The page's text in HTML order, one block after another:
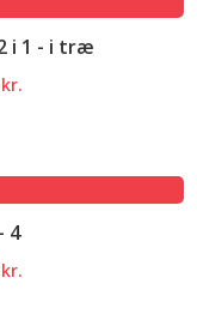
i 1 - i træ
kr.
4
kr.